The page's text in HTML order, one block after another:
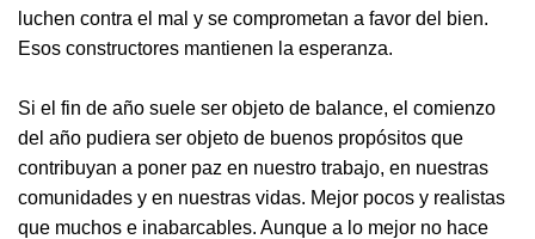
luchen contra el mal y se comprometan a favor del bien.
Esos constructores mantienen la esperanza.
Si el fin de año suele ser objeto de balance, el comienzo
del año pudiera ser objeto de buenos propósitos que
contribuyan a poner paz en nuestro trabajo, en nuestras
comunidades y en nuestras vidas. Mejor pocos y realistas
que muchos e inabarcables. Aunque a lo mejor no hace